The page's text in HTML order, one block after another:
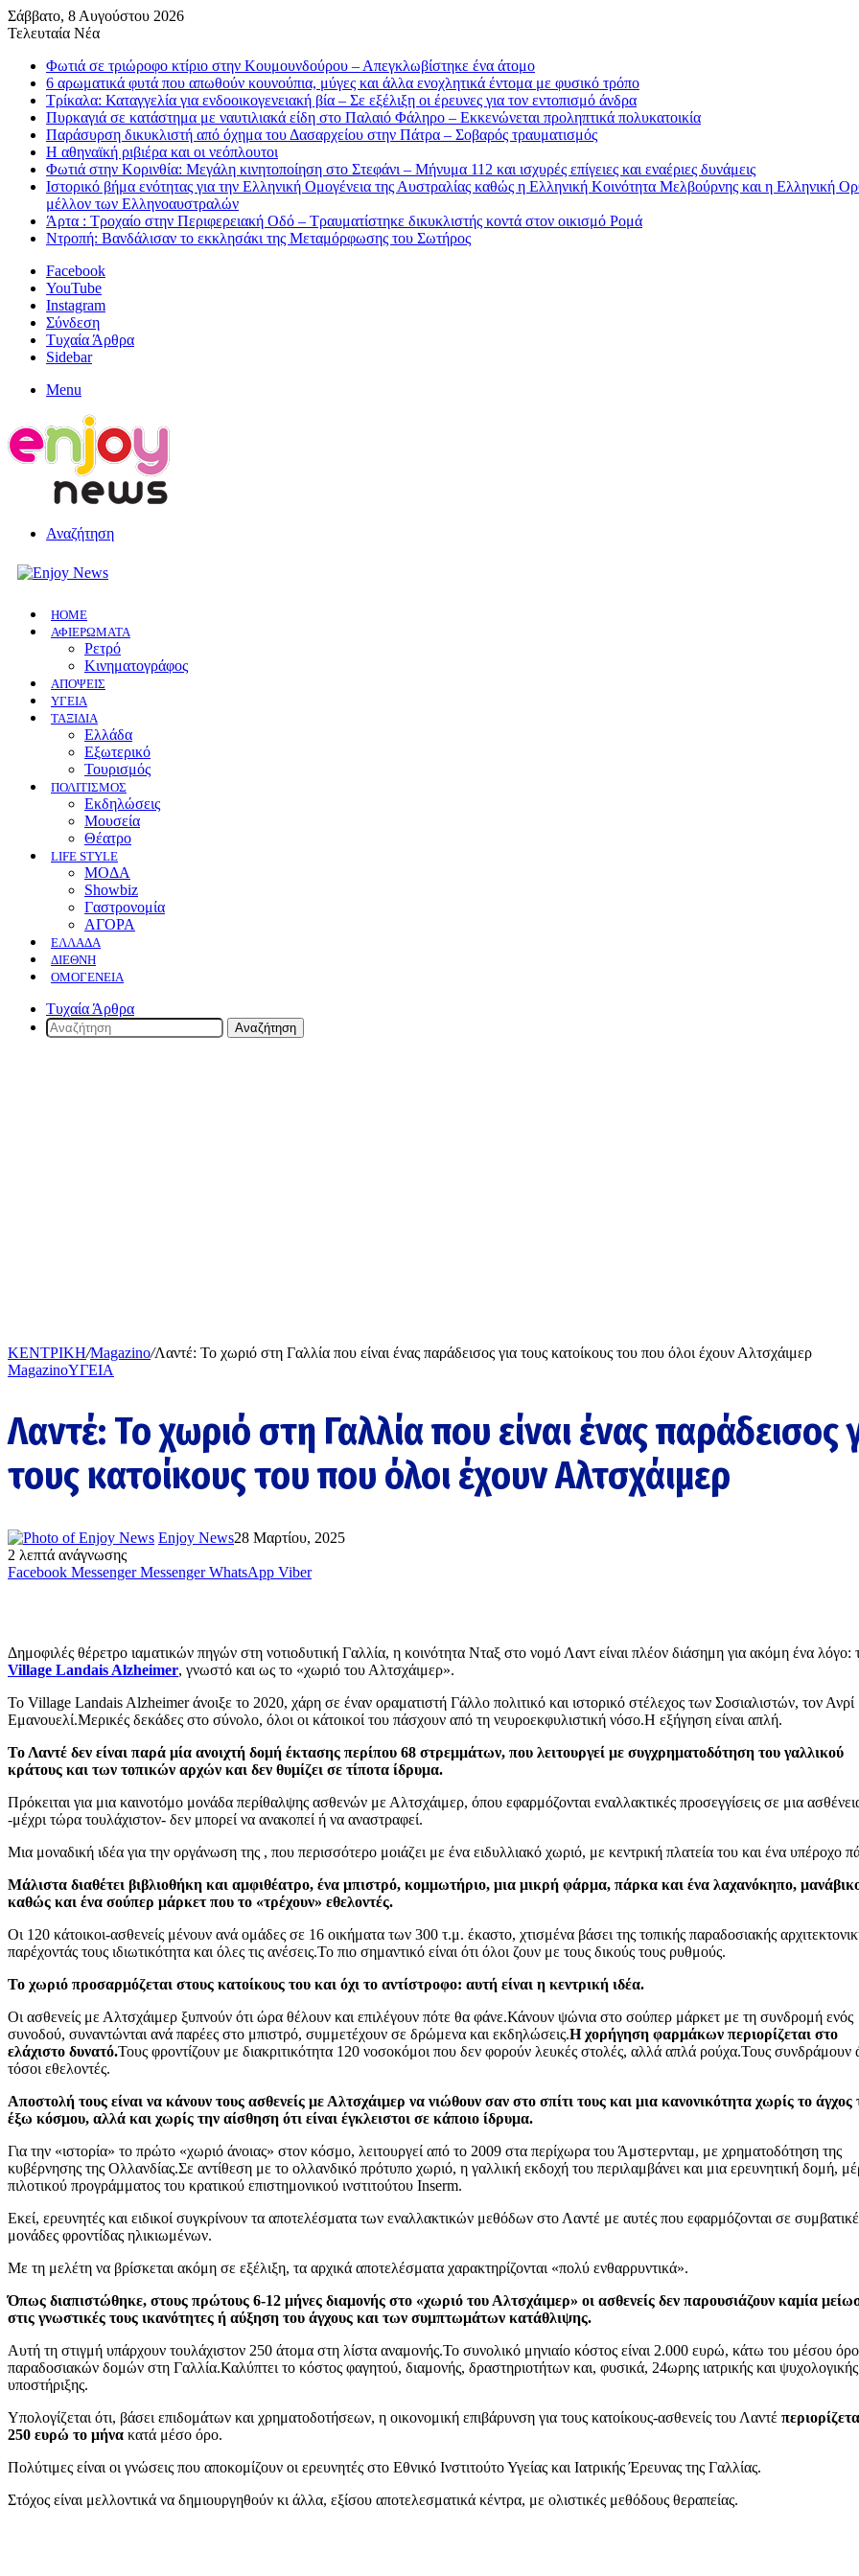
Σάββατο, 8 Αυγούστου 2026
Τελευταία Νέα
Φωτιά σε τριώροφο κτίριο στην Κουμουνδούρου – Απεγκλωβίστηκε ένα άτομο
6 αρωματικά φυτά που απωθούν κουνούπια, μύγες και άλλα ενοχλητικά έντομα με φυσικό τρόπο
Τρίκαλα: Καταγγελία για ενδοοικογενειακή βία – Σε εξέλιξη οι έρευνες για τον εντοπισμό άνδρα
Πυρκαγιά σε κατάστημα με ναυτιλιακά είδη στο Παλαιό Φάληρο – Εκκενώνεται προληπτικά πολυκατοικία
Παράσυρση δικυκλιστή από όχημα του Δασαρχείου στην Πάτρα – Σοβαρός τραυματισμός
Η αθηναϊκή ριβιέρα και οι νεόπλουτοι
Φωτιά στην Κορινθία: Μεγάλη κινητοποίηση στο Στεφάνι – Μήνυμα 112 και ισχυρές επίγειες και εναέριες δυνάμεις
Ιστορικό βήμα ενότητας για την Ελληνική Ομογένεια της Αυστραλίας καθώς η Ελληνική Κοινότητα Μελβούρνης και η Ελληνική
μέλλον των Ελληνοαυστραλών
Άρτα : Τροχαίο στην Περιφερειακή Οδό – Τραυματίστηκε δικυκλιστής κοντά στον οικισμό Ρομά
Ντροπή: Βανδάλισαν το εκκλησάκι της Μεταμόρφωσης του Σωτήρος
Facebook
YouTube
Instagram
Σύνδεση
Τυχαία Άρθρα
Sidebar
Menu
Αναζήτηση
HOME
ΑΦΙΕΡΩΜΑΤΑ
Ρετρό
Κινηματογράφος
ΑΠΟΨΕΙΣ
ΥΓΕΙΑ
ΤΑΞΙΔΙΑ
Ελλάδα
Εξωτερικό
Τουρισμός
ΠΟΛΙΤΙΣΜΟΣ
Eκδηλώσεις
Mουσεία
Θέατρο
LIFE STYLE
ΜΟΔΑ
Showbiz
Γαστρονομία
ΑΓΟΡΑ
ΕΛΛΆΔΑ
ΔΙΕΘΝΉ
ΟΜΟΓΈΝΕΙΑ
Τυχαία Άρθρα
Αναζήτηση
ΚΕΝΤΡΙΚΗ/Magazino/Λαντέ: Το χωριό στη Γαλλία που είναι ένας παράδεισος για τους κατοίκους του που όλοι έχουν Αλτσχάιμερ
MagazinoΥΓΕΙΑ
Λαντέ: Το χωριό στη Γαλλία που είναι ένας παράδεισος
τους κατοίκους του που όλοι έχουν Αλτσχάιμερ
Enjoy News28 Μαρτίου, 2025
2 λεπτά ανάγνωσης
Facebook Messenger Messenger WhatsApp Viber
Δημοφιλές θέρετρο ιαματικών πηγών στη νοτιοδυτική Γαλλία, η κοινότητα Νταξ στο νομό Λαντ είναι πλέον διάσημη για ακόμη ένα λόγο:
Village Landais Alzheimer, γνωστό και ως το «χωριό του Αλτσχάιμερ».
Το Village Landais Alzheimer άνοιξε το 2020, χάρη σε έναν οραματιστή Γάλλο πολιτικό και ιστορικό στέλεχος των Σοσιαλιστών, τον Ανρί
Εμανουελί.Μερικές δεκάδες στο σύνολο, όλοι οι κάτοικοί του πάσχουν από τη νευροεκφυλιστική νόσο.Η εξήγηση είναι απλή.
Το Λαντέ δεν είναι παρά μία ανοιχτή δομή έκτασης περίπου 68 στρεμμάτων, που λειτουργεί με συγχρηματοδότηση του γαλλικού
κράτους και των τοπικών αρχών και δεν θυμίζει σε τίποτα ίδρυμα.
Πρόκειται για μια καινοτόμο μονάδα περίθαλψης ασθενών με Αλτσχάιμερ, όπου εφαρμόζονται εναλλακτικές προσεγγίσεις σε μια
-μέχρι τώρα τουλάχιστον- δεν μπορεί να ανακοπεί ή να αναστραφεί.
Μια μοναδική ιδέα για την οργάνωση της , που περισσότερο μοιάζει με ένα ειδυλλιακό χωριό, με κεντρική πλατεία του και ένα υπέροχο
Μάλιστα διαθέτει βιβλιοθήκη και αμφιθέατρο, ένα μπιστρό, κομμωτήριο, μια μικρή φάρμα, πάρκα και ένα λαχανόκηπο,
καθώς και ένα σούπερ μάρκετ που το «τρέχουν» εθελοντές.
Οι 120 κάτοικοι-ασθενείς μένουν ανά ομάδες σε 16 οικήματα των 300 τ.μ. έκαστο, χτισμένα βάσει της τοπικής παραδοσιακής
παρέχοντάς τους ιδιωτικότητα και όλες τις ανέσεις.Το πιο σημαντικό είναι ότι όλοι ζουν με τους δικούς τους ρυθμούς.
Το χωριό προσαρμόζεται στους κατοίκους του και όχι το αντίστροφο: αυτή είναι η κεντρική ιδέα.
Οι ασθενείς με Αλτσχάιμερ ξυπνούν ότι ώρα θέλουν και επιλέγουν πότε θα φάνε.Κάνουν ψώνια στο σούπερ μάρκετ με τη συνδρομή ενός
συνοδού, συναντώνται ανά παρέες στο μπιστρό, συμμετέχουν σε δρώμενα και εκδηλώσεις.Η χορήγηση φαρμάκων περιορίζεται στο
ελάχιστο δυνατό.Τους φροντίζουν με διακριτικότητα 120 νοσοκόμοι που δεν φορούν λευκές στολές, αλλά απλά ρούχα.Τους συνδράμουν
τόσοι εθελοντές.
Αποστολή τους είναι να κάνουν τους ασθενείς με Αλτσχάιμερ να νιώθουν σαν στο σπίτι τους και μια κανονικότητα χωρίς το άγχος
έξω κόσμου, αλλά και χωρίς την αίσθηση ότι είναι έγκλειστοι σε κάποιο ίδρυμα.
Για την «ιστορία» το πρώτο «χωριό άνοιας» στον κόσμο, λειτουργεί από το 2009 στα περίχωρα του Άμστερνταμ, με χρηματοδότηση της
κυβέρνησης της Ολλανδίας.Σε αντίθεση με το ολλανδικό πρότυπο χωριό, η γαλλική εκδοχή του περιλαμβάνει και μια ερευνητική δομή,
πιλοτικού προγράμματος του κρατικού επιστημονικού ινστιτούτου Inserm.
Εκεί, ερευνητές και ειδικοί συγκρίνουν τα αποτελέσματα των εναλλακτικών μεθόδων στο Λαντέ με αυτές που εφαρμόζονται σε
μονάδες φροντίδας ηλικιωμένων.
Με τη μελέτη να βρίσκεται ακόμη σε εξέλιξη, τα αρχικά αποτελέσματα χαρακτηρίζονται «πολύ ενθαρρυντικά».
Όπως διαπιστώθηκε, στους πρώτους 6-12 μήνες διαμονής στο «χωριό του Αλτσχάιμερ» οι ασθενείς δεν παρουσιάζουν καμία
στις γνωστικές τους ικανότητες ή αύξηση του άγχους και των συμπτωμάτων κατάθλιψης.
Αυτή τη στιγμή υπάρχουν τουλάχιστον 250 άτομα στη λίστα αναμονής.Το συνολικό μηνιαίο κόστος είναι 2.000 ευρώ, κάτω του μέσου
παραδοσιακών δομών στη Γαλλία.Καλύπτει το κόστος φαγητού, διαμονής, δραστηριοτήτων και, φυσικά, 24ωρης ιατρικής και ψυχολογικής
υποστήριξης.
Υπολογίζεται ότι, βάσει επιδομάτων και χρηματοδοτήσεων, η οικονομική επιβάρυνση για τους κατοίκους-ασθενείς του Λαντέ
250 ευρώ το μήνα κατά μέσο όρο.
Πολύτιμες είναι οι γνώσεις που αποκομίζουν οι ερευνητές στο Εθνικό Ινστιτούτο Υγείας και Ιατρικής Έρευνας της Γαλλίας.
Στόχος είναι μελλοντικά να δημιουργηθούν κι άλλα, εξίσου αποτελεσματικά κέντρα, με ολιστικές μεθόδους θεραπείας.